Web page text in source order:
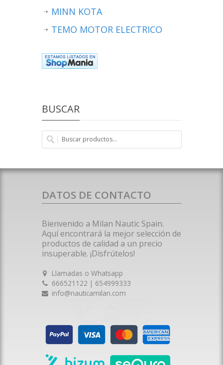
MINN KOTA
TEMO MOTOR ELECTRICO
BUSCAR
DATOS DE CONTACTO
Bienvenido a Milan Nautic Spain.
Aquí encontrará la mejor selección de
productos de calidad a un precio
insuperable. ¡Disfrútelos!
Llamadas o Whatsapp
666521122 | 654999333
info@nauticamilan.com